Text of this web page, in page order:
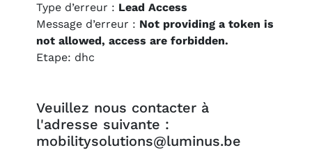
Type d’erreur : Lead Access
Message d’erreur : Not providing a token is
not allowed, access are forbidden.
Etape: dhc
Veuillez nous contacter à
l'adresse suivante :
mobilitysolutions@luminus.be